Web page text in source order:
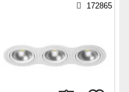
172865